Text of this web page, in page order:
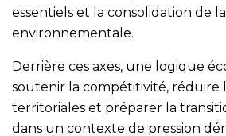
essentiels et la consolidation de
environnementale.
Derrière ces axes, une logique
soutenir la compétitivité, réduire
territoriales et préparer la
dans un contexte de pression